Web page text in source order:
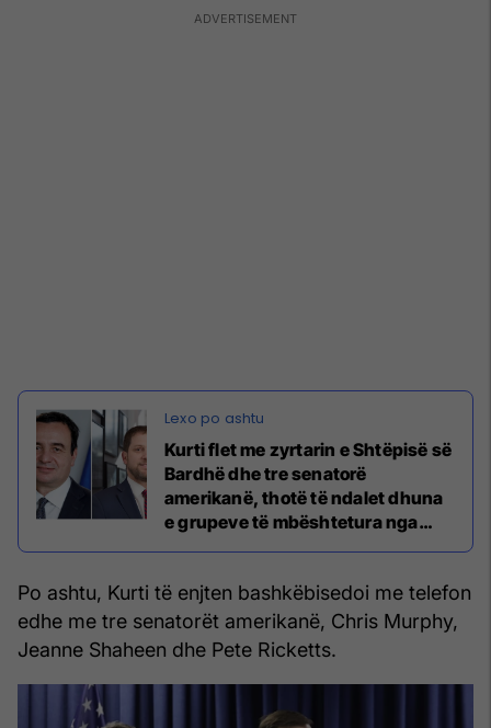
Kurti flet me zyrtarin e Shtëpisë së
Bardhë dhe tre senatorë
amerikanë, thotë të ndalet dhuna
e grupeve të mbështetura nga
Beogradi
Po ashtu, Kurti të enjten bashkëbisedoi me telefon
edhe me tre senatorët amerikanë, Chris Murphy,
Jeanne Shaheen dhe Pete Ricketts.